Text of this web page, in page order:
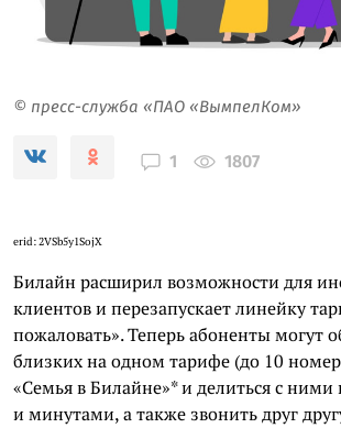
© пресс-служба «ПАО «ВымпелКом»
1 1807
erid: 2VSb5y1SojX
Билайн расширил возможности для
клиентов и перезапускает линейку
пожаловать». Теперь абоненты могут
близких на одном тарифе (до 10
«Семья в Билайне»* и делиться с
и минутами, а также звонить друг